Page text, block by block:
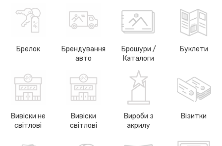
Брелок
Брендування
авто
Брошури /
Каталоги
Буклети
Вивіски не
світлові
Вивіски
світлові
Вироби з
акрилу
Візитки